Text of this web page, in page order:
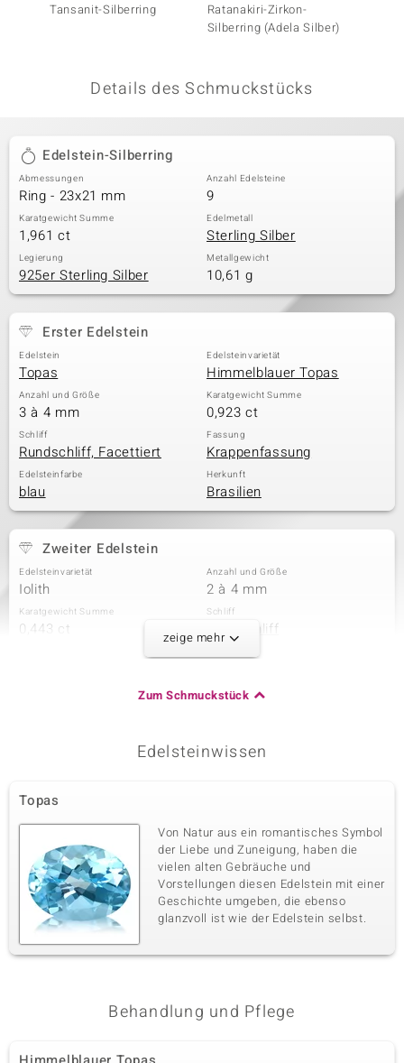
Classics
Tansanit-Silberring
Ratanakiri-Zirkon-
Silberring (Adela Silber)
Details des Schmuckstücks
Edelstein-Silberring
Abmessungen
Ring - 23x21 mm
Anzahl Edelsteine
9
Karatgewicht Summe
1,961 ct
Edelmetall
Sterling Silber
Legierung
925er Sterling Silber
Metallgewicht
10,61 g
Erster Edelstein
Edelstein
Topas
Edelsteinvarietät
Himmelblauer Topas
Anzahl und Größe
3 à 4 mm
Karatgewicht Summe
0,923 ct
Schliff
Rundschliff, Facettiert
Fassung
Krappenfassung
Edelsteinfarbe
blau
Herkunft
Brasilien
Zweiter Edelstein
Edelsteinvarietät
Iolith
Anzahl und Größe
2 à 4 mm
Karatgewicht Summe
0,443 ct
Schliff
Rundschliff
Anzahl und Größe
0,231 ct
Fassung
Krappenfassung
Herkunft
Brasilien
Vierter Edelstein
Edelsteinvarietät
Iolith
Anzahl und Größe
Krappenfassung
Herkunft
Indien
zeige mehr
Zum Schmuckstück
Edelsteinwissen
Topas
Von Natur aus ein romantisches Symbol
der Liebe und Zuneigung, haben die
vielen alten Gebräuche und
Vorstellungen diesen Edelstein mit einer
Geschichte umgeben, die ebenso
glanzvoll ist wie der Edelstein selbst.
Behandlung und Pflege